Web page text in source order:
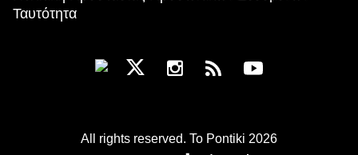
Ταυτότητα
All rights reserved. To Pontiki 2026